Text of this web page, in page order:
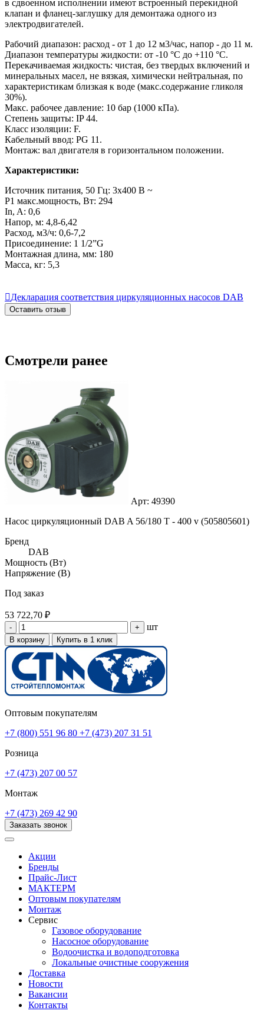
в сдвоенном исполнении имеют встроенный перекидной
клапан и фланец-заглушку для демонтажа одного из
электродвигателей.
Рабочий диапазон: расход - от 1 до 12 м3/час, напор - до 11 м.
Диапазон температуры жидкости: от -10 °C до +110 °C.
Перекачиваемая жидкость: чистая, без твердых включений и
минеральных масел, не вязкая, химически нейтральная, по
характеристикам близкая к воде (макс.содержание гликоля
30%).
Макс. рабочее давление: 10 бар (1000 кПа).
Степень защиты: IP 44.
Класс изоляции: F.
Кабельный ввод: PG 11.
Монтаж: вал двигателя в горизонтальном положении.
Характеристики:
Источник питания, 50 Гц: 3x400 В ~
Р1 макс.мощность, Вт: 294
In, A: 0,6
Напор, м: 4,8-6,42
Расход, м3/ч: 0,6-7,2
Присоединение: 1 1/2”G
Монтажная длина, мм: 180
Масса, кг: 5,3
Декларация соответствия циркуляционных насосов DAB
Оставить отзыв
Смотрели ранее
Арт: 49390
Насос циркуляционный DAB A 56/180 Т - 400 v (505805601)
Бренд
DAB
Мощность (Вт)
Напряжение (В)
Под заказ
53 722,70 ₽
- + шт
В корзину Купить в 1 клик
Оптовым покупателям
+7 (800) 551 96 80 +7 (473) 207 31 51
Розница
+7 (473) 207 00 57
Монтаж
+7 (473) 269 42 90
Заказать звонок
Акции
Бренды
Прайс-Лист
МАКТЕРМ
Оптовым покупателям
Монтаж
Сервис
Газовое оборудование
Насосное оборудование
Водоочистка и водоподготовка
Локальные очистные сооружения
Доставка
Новости
Вакансии
Контакты